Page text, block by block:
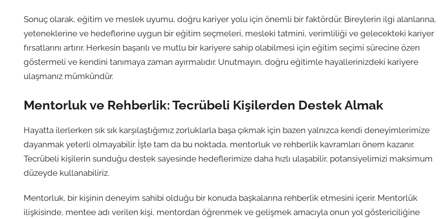
Sonuç olarak, eğitim ve meslek uyumu, doğru kariyer yolu için önemli bir faktördür. Bireylerin ilgi alanlarına,
yeteneklerine ve hedeflerine uygun bir eğitim seçmeleri, mesleki tatmini, verimliliği ve gelecekteki kariyer
fırsatlarını artırır. Herkesin başarılı ve mutlu bir kariyere sahip olabilmesi için eğitim seçimi sürecine özen
göstermeli ve kendini tanımaya zaman ayırmalıdır. Unutmayın, doğru eğitimle hayallerinizdeki kariyere
ulaşmanız mümkündür.
Mentorluk ve Rehberlik: Tecrübeli Kişilerden Destek Almak
Hayatta ilerlerken sık sık karşılaştığımız zorluklarla başa çıkmak için bazen yalnızca kendi deneyimlerimize
dayanmak yeterli olmayabilir. İşte tam da bu noktada, mentorluk ve rehberlik kavramları önem kazanır.
Tecrübeli kişilerin sunduğu destek sayesinde hedeflerimize daha hızlı ulaşabilir, potansiyelimizi maksimum
düzeyde kullanabiliriz.
Mentorluk, bir kişinin deneyim sahibi olduğu bir konuda başkalarına rehberlik etmesini içerir. Mentorlük
ilişkisinde, mentee adı verilen kişi, mentordan öğrenmek ve gelişmek amacıyla onun yol göstericiliğine